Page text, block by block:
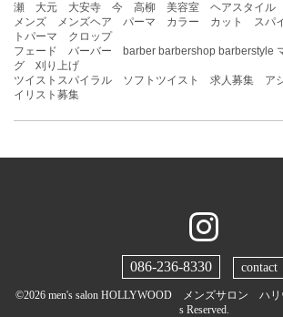
瀬 大元 大安寺 今 高柳 美容室 ヘアスタイル
メンズ メンズヘア パーマ カラー カット スパ
トパーマ クロップ
フェード バーバー barber barbershop barberstyle
グ 刈り上げ
ツイストスパイラル ソフトツイスト 求人募集 ア
イリスト募集
086-236-8330 contact
©2026 men's salon HOLLYWOOD メンズサロン ハ
s Reserved.